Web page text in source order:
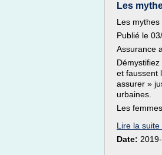
Les
Les
Publié le
Assurance
et faussent
assurer »
urbaines.
Les
Lire la suite
Date: